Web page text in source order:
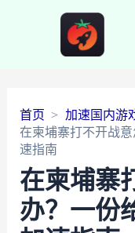
首页
加速国内游
在柬埔寨打不开战
速指南
在柬埔寨
办？一份